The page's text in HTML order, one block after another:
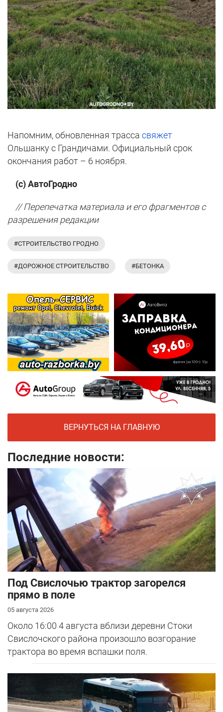
Напомним, обновленная трасса свяжет
Ольшанку с Грандичами. Официальный срок
окончания работ – 6 ноября.
(с) АвтоГродно
// Перепечатка материала и его фрагментов с
разрешения редакции
#СТРОИТЕЛЬСТВО ГРОДНО
#ДОРОЖНОЕ СТРОИТЕЛЬСТВО #БЕТОНКА
ВЕРНУТЬСЯ НА ГЛАВНУЮ
Последние новости:
Под Свислочью трактор загорелся
прямо в поле
05 августа 2026
Около 16:00 4 августа вблизи деревни Стоки
Свислочского района произошло возгорание
трактора во время вспашки поля.